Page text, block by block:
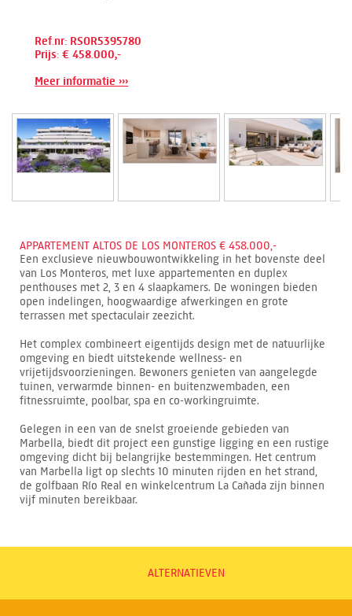
Ref.nr: RSOR5395780
Prijs: € 458.000,-
Meer informatie ›››
APPARTEMENT ALTOS DE LOS MONTEROS € 458.000,-
Een exclusieve nieuwbouwontwikkeling in het bovenste deel
van Los Monteros, met luxe appartementen en duplex
penthouses met 2, 3 en 4 slaapkamers. De woningen bieden
open indelingen, hoogwaardige afwerkingen en grote
terrassen met spectaculair zeezicht.
Het complex combineert eigentijds design met de natuurlijke
omgeving en biedt uitstekende wellness- en
vrijetijdsvoorzieningen. Bewoners genieten van aangelegde
tuinen, verwarmde binnen- en buitenzwembaden, een
fitnessruimte, poolbar, spa en co-workingruimte.
Gelegen in een van de snelst groeiende gebieden van
Marbella, biedt dit project een gunstige ligging en een rustige
omgeving dicht bij belangrijke bestemmingen. Het centrum
van Marbella ligt op slechts 10 minuten rijden en het strand,
de golfbaan Río Real en winkelcentrum La Cañada zijn binnen
vijf minuten bereikbaar.
ALTERNATIEVEN